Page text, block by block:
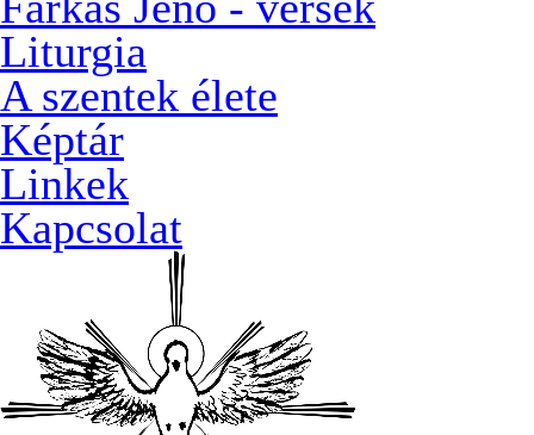
Liturgia
A szentek élete
Képtár
Linkek
Kapcsolat